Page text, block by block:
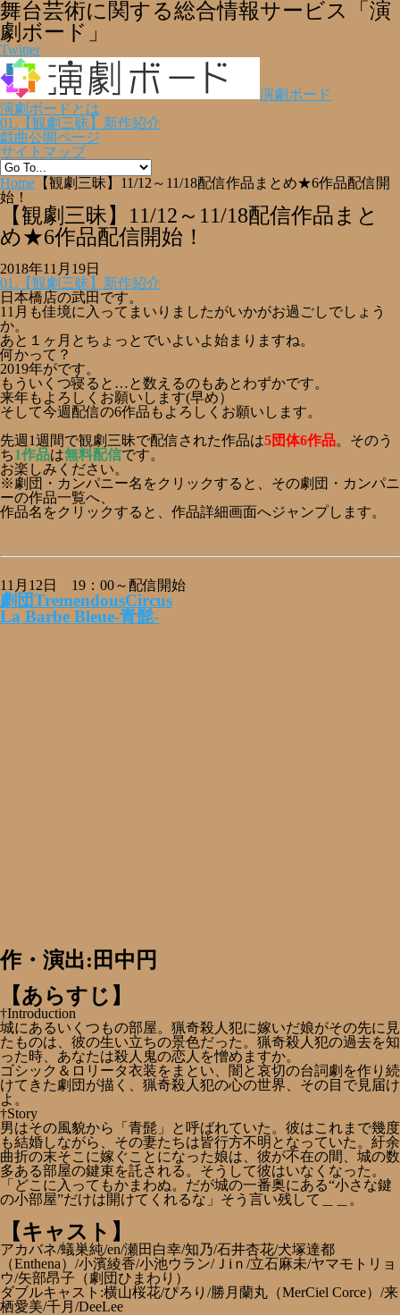
舞台芸術に関する総合情報サービス「演
劇ボード」
Twitter
演劇ボード
演劇ボードとは
01.【観劇三昧】新作紹介
戯曲公開ページ
サイトマップ
Home 【観劇三昧】11/12～11/18配信作品まとめ★6作品配信開
始！
【観劇三昧】11/12～11/18配信作品まと
め★6作品配信開始！
2018年11月19日
01.【観劇三昧】新作紹介
日本橋店の武田です。
11月も佳境に入ってまいりましたがいかがお過ごしでしょう
か。
あと１ヶ月とちょっとでいよいよ始まりますね。
何かって？
2019年がです。
もういくつ寝ると…と数えるのもあとわずかです。
来年もよろしくお願いします(早め）
そして今週配信の6作品もよろしくお願いします。
先週1週間で観劇三昧で配信された作品は5団体6作品。そのう
ち1作品は無料配信です。
お楽しみください。
※劇団・カンパニー名をクリックすると、その劇団・カンパニ
ーの作品一覧へ、
作品名をクリックすると、作品詳細画面へジャンプします。
11月12日 19：00～配信開始
劇団TremendousCircus
La Barbe Bleue-青髭-
作・演出:田中円
【あらすじ】
†Introduction
城にあるいくつもの部屋。猟奇殺人犯に嫁いだ娘がその先に見
たものは、彼の生い立ちの景色だった。猟奇殺人犯の過去を知
った時、あなたは殺人鬼の恋人を憎めますか。
ゴシック＆ロリータ衣装をまとい、闇と哀切の台詞劇を作り続
けてきた劇団が描く、猟奇殺人犯の心の世界、その目で見届け
よ。
†Story
男はその風貌から「青髭」と呼ばれていた。彼はこれまで幾度
も結婚しながら、その妻たちは皆行方不明となっていた。紆余
曲折の末そこに嫁ぐことになった娘は、彼が不在の間、城の数
多ある部屋の鍵束を託される。そうして彼はいなくなった。
「どこに入ってもかまわぬ。だが城の一番奥にある“小さな鍵
の小部屋”だけは開けてくれるな」そう言い残して＿＿。
【キャスト】
アカバネ/蟻巣純/en/瀬田白幸/知乃/石井杏花/犬塚達都
（Enthena）/小濱綾香/小池ウラン/Ｊiｎ/立石麻未/ヤマモトリョ
ウ/矢部昂子（劇団ひまわり）
ダブルキャスト:横山桜花/ぴろり/勝月蘭丸（MerCiel Corce）/来
栖愛美/千月/DeeLee